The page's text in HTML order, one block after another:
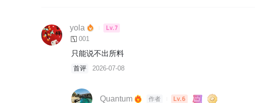
yola Lv.7
001
只能说不出所料
首评 2026-07-08
Quantum 作者 Lv.6